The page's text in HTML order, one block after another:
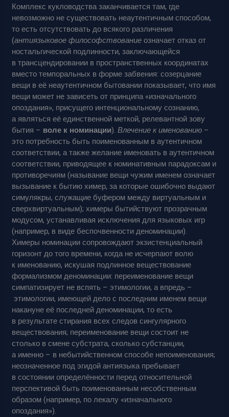
Комплекс кукловодства заканчивается там, где
невозможно не существовать неаутентичным способом,
то есть отсутствовать до всякого различения
(антиязыковое философствованиеозначает отказ от
ностальгической подлинности, заключающейся
в трансцендировании в пространственных координатах
вместо темпоральных в форме забвения: созерцание
вещи в её неаутентичном бытовании показывает, что имя
вещи может не зависеть от принципа «изначального
опоздания», присущего интенциональному сознанию,
а являться её единственной меткой, релевантной зову
бытия – воле к номинации).Влечение кименованию –
это потребность быть поименованным в аутентичном
соответствии, а также желание именовать в аутентичном
соответствии, приводящее к номинативным парадоксам и
противоречиям (называние вещи чужим именем означает
вызывание к бытию химер, за которые ошибочно выдают
симулякры, служащие буфером между виртуальным и
сверхвиртуальным); химеры бытийствуют прозрачным
модусом, устанавливая исключения для языковых игр
(например, в виде беспочвенности деноминации).
Химеры номинации сопровождают экзистенциальный
горизонт до того времени, когда не исчерпают волю
к именованию, искушая подлинное веществование
формализмом деноминации: переименование вещи
симпатизирует не вспять – этимологии, а впредь –
этимологии, имеющей дело с последним именем вещи
накануне её последней деноминации, то есть
в результате стирания всех следов сингулярного
веществования; переименование вещи состоит не
столько в смене субстрата, сколько субстанции,
а именно – в небытийственном способе непоименования;
неозначенное под эгидой антиязыка пребывает
в состоянии определённости перед относительной
перспективой быть поименованным несобственным
образом (например, по лекалу «изначального
опоздания»).